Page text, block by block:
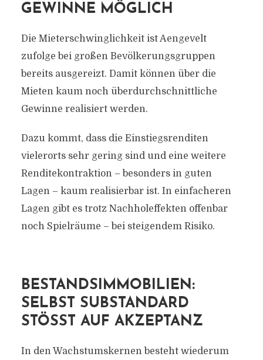
GEWINNE MÖGLICH
Die Mieterschwinglichkeit ist Aengevelt
zufolge bei großen Bevölkerungsgruppen
bereits ausgereizt. Damit können über die
Mieten kaum noch überdurchschnittliche
Gewinne realisiert werden.
Dazu kommt, dass die Einstiegsrenditen
vielerorts sehr gering sind und eine weitere
Renditekontraktion – besonders in guten
Lagen – kaum realisierbar ist. In einfacheren
Lagen gibt es trotz Nachholeffekten offenbar
noch Spielräume – bei steigendem Risiko.
BESTANDSIMMOBILIEN:
SELBST SUBSTANDARD
STÖSST AUF AKZEPTANZ
In den Wachstumskernen besteht wiederum